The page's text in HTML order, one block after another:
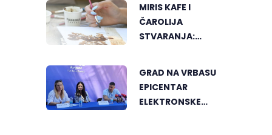
FESTIVALA U
MONGOLIJI
MIRIS KAFE I
ČAROLIJA
STVARANJA:
BANJALUCI
GRAD NA VRBASU
EPICENTAR
ELEKTRONSKE